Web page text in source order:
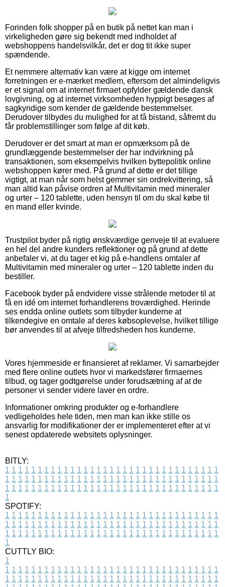
Forinden folk shopper på en butik på nettet kan man i
virkeligheden gøre sig bekendt med indholdet af
webshoppens handelsvilkår, det er dog tit ikke super
spændende.
Et nemmere alternativ kan være at kigge om internet
forretningen er e-mærket medlem, eftersom det almindeligvis
er et signal om at internet firmaet opfylder gældende dansk
lovgivning, og at internet virksomheden hyppigt besøges af
sagkyndige som kender de gældende bestemmelser.
Derudover tilbydes du mulighed for at få bistand, såfremt du
får problemstillinger som følge af dit køb.
Derudover er det smart at man er opmærksom på de
grundlæggende bestemmelser der har indvirkning på
transaktionen, som eksempelvis hvilken byttepolitik online
webshoppen kører med. På grund af dette er det tillige
vigtigt, at man når som helst gemmer sin ordrekvittering, så
man altid kan påvise ordren af Multivitamin med mineraler
og urter – 120 tablette, uden hensyn til om du skal købe til
en mand eller kvinde.
Trustpilot byder på rigtig ønskværdige genveje til at evaluere
en hel del andre kunders reflektioner og på grund af dette
anbefaler vi, at du tager et kig på e-handlens omtaler af
Multivitamin med mineraler og urter – 120 tablette inden du
bestiller.
Facebook byder på endvidere visse strålende metoder til at
få en idé om internet forhandlerens troværdighed. Herinde
ses endda online outlets som tilbyder kunderne at
tilkendegive en omtale af deres købsoplevelse, hvilket tillige
bør anvendes til at afveje tilfredsheden hos kunderne.
Vores hjemmeside er finansieret af reklamer. Vi samarbejder
med flere online outlets hvor vi markedsfører firmaernes
tilbud, og tager godtgørelse under forudsætning af at de
personer vi sender videre laver en ordre.
Informationer omkring produkter og e-forhandlere
vedligeholdes hele tiden, men man kan ikke stille os
ansvarlig for modifikationer der er implementeret efter at vi
senest opdaterede websitets oplysninger.
BITLY:
1 1 1 1 1 1 1 1 1 1 1 1 1 1 1 1 1 1 1 1 1 1 1 1 1 1 1 1 1 1 1 1 1
1 1 1 1 1 1 1 1 1 1 1 1 1 1 1 1 1 1 1 1 1 1 1 1 1 1 1 1 1 1 1 1 1
1 1 1 1 1 1 1 1 1 1 1 1 1 1 1 1 1 1 1 1 1 1 1 1 1 1 1 1 1 1 1 1 1
1
SPOTIFY:
1 1 1 1 1 1 1 1 1 1 1 1 1 1 1 1 1 1 1 1 1 1 1 1 1 1 1 1 1 1 1 1 1
1 1 1 1 1 1 1 1 1 1 1 1 1 1 1 1 1 1 1 1 1 1 1 1 1 1 1 1 1 1 1 1 1
1 1 1 1 1 1 1 1 1 1 1 1 1 1 1 1 1 1 1 1 1 1 1 1 1 1 1 1 1 1 1 1 1
1
CUTTLY BIO:
1
1 1 1 1 1 1 1 1 1 1 1 1 1 1 1 1 1 1 1 1 1 1 1 1 1 1 1 1 1 1 1 1 1
1 1 1 1 1 1 1 1 1 1 1 1 1 1 1 1 1 1 1 1 1 1 1 1 1 1 1 1 1 1 1 1 1